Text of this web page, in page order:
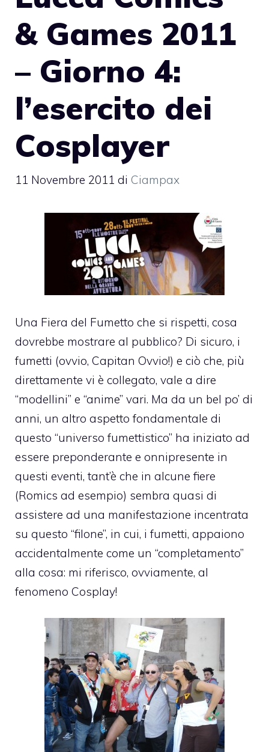
& Games 2011
– Giorno 4:
l’esercito dei
Cosplayer
11 Novembre 2011 di Ciampax
Una Fiera del Fumetto che si rispetti, cosa
dovrebbe mostrare al pubblico? Di sicuro, i
fumetti (ovvio, Capitan Ovvio!) e ciò che, più
direttamente vi è collegato, vale a dire
“modellini” e “anime” vari. Ma da un bel po’ di
anni, un altro aspetto fondamentale di
questo “universo fumettistico” ha iniziato ad
essere preponderante e onnipresente in
questi eventi, tant’è che in alcune fiere
(Romics ad esempio) sembra quasi di
assistere ad una manifestazione incentrata
su questo “filone”, in cui, i fumetti, appaiono
accidentalmente come un “completamento”
alla cosa: mi riferisco, ovviamente, al
fenomeno Cosplay!